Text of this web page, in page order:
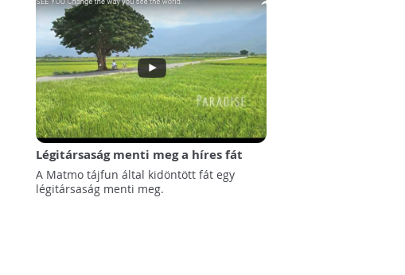
Légitársaság menti meg a híres fát
A Matmo tájfun által kidöntött fát egy
légitársaság menti meg.